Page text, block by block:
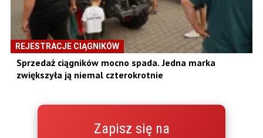
REJESTRACJE CIĄGNIKÓW
Sprzedaż ciągników mocno spada. Jedna marka
zwiększyła ją niemal czterokrotnie
Zapisz się na